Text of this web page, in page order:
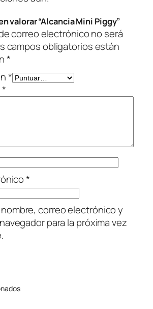
valorar “Alcancia Mini Piggy”
correo electrónico no será
campos obligatorios están
*
*
*
*
nombre, correo electrónico y
para la próxima vez